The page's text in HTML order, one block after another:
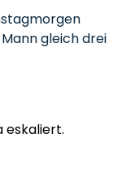
gleich drei